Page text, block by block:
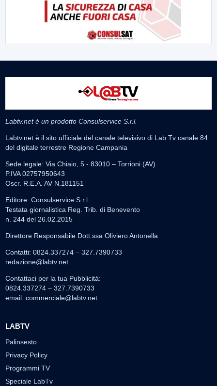
Labtv.net è un prodotto Consulservice S.r.l.
Labtv.net è il sito ufficiale del canale televisivo di Lab Tv canale 84
del digitale terrestre Regione Campania
Sede legale: Via Chiaio, 5 - 83010 – Torrioni (AV)
P.IVA 02757950643
Oscr. R.E.A. AV N.181151
Editore: Consulservice S.r.l.
Testata giornalistica Reg. Trib. di Benevento
n. 244 del 26.02.2015
Direttore Responsabile Dott.ssa Oliviero Antonella
Contatti: 0824.337274 – 327.7390733
redazione@labtv.net
Contattaci per la tua Pubblicità:
0824.337274 – 327.7390733
email: commerciale@labtv.net
LABTV
Palinsesto
Privacy Policy
Programmi TV
Speciale LabTv